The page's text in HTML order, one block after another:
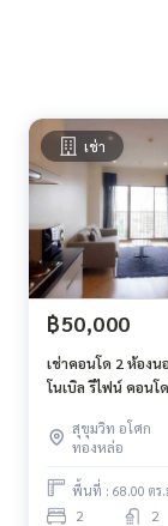
เช่า
฿50,000
เช่าคอนโด 2 ห้องนอน 2 ห้อ
โนเบิล รีไฟน์ คอนโ
สุขุมวิท อโศก
ทองหล่อ
พื้นที่ : 68.00 ตร.
2 2